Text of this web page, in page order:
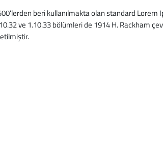
beri kullanılmakta olan standard Lorem
ve 1.10.33 bölümleri de 1914 H. Rackham